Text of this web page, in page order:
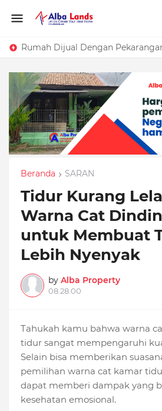
Beranda SARAN
Tidur Kurang
Warna Cat
untuk Membuat
Lebih Nyenyak
by Alba Property
08.28.00
Tahukah kamu bahwa warna
tidur sangat mempengaruhi
Selain bisa memberikan
pemilihan warna cat kamar
dapat memberi dampak yang
kesehatan emosional.